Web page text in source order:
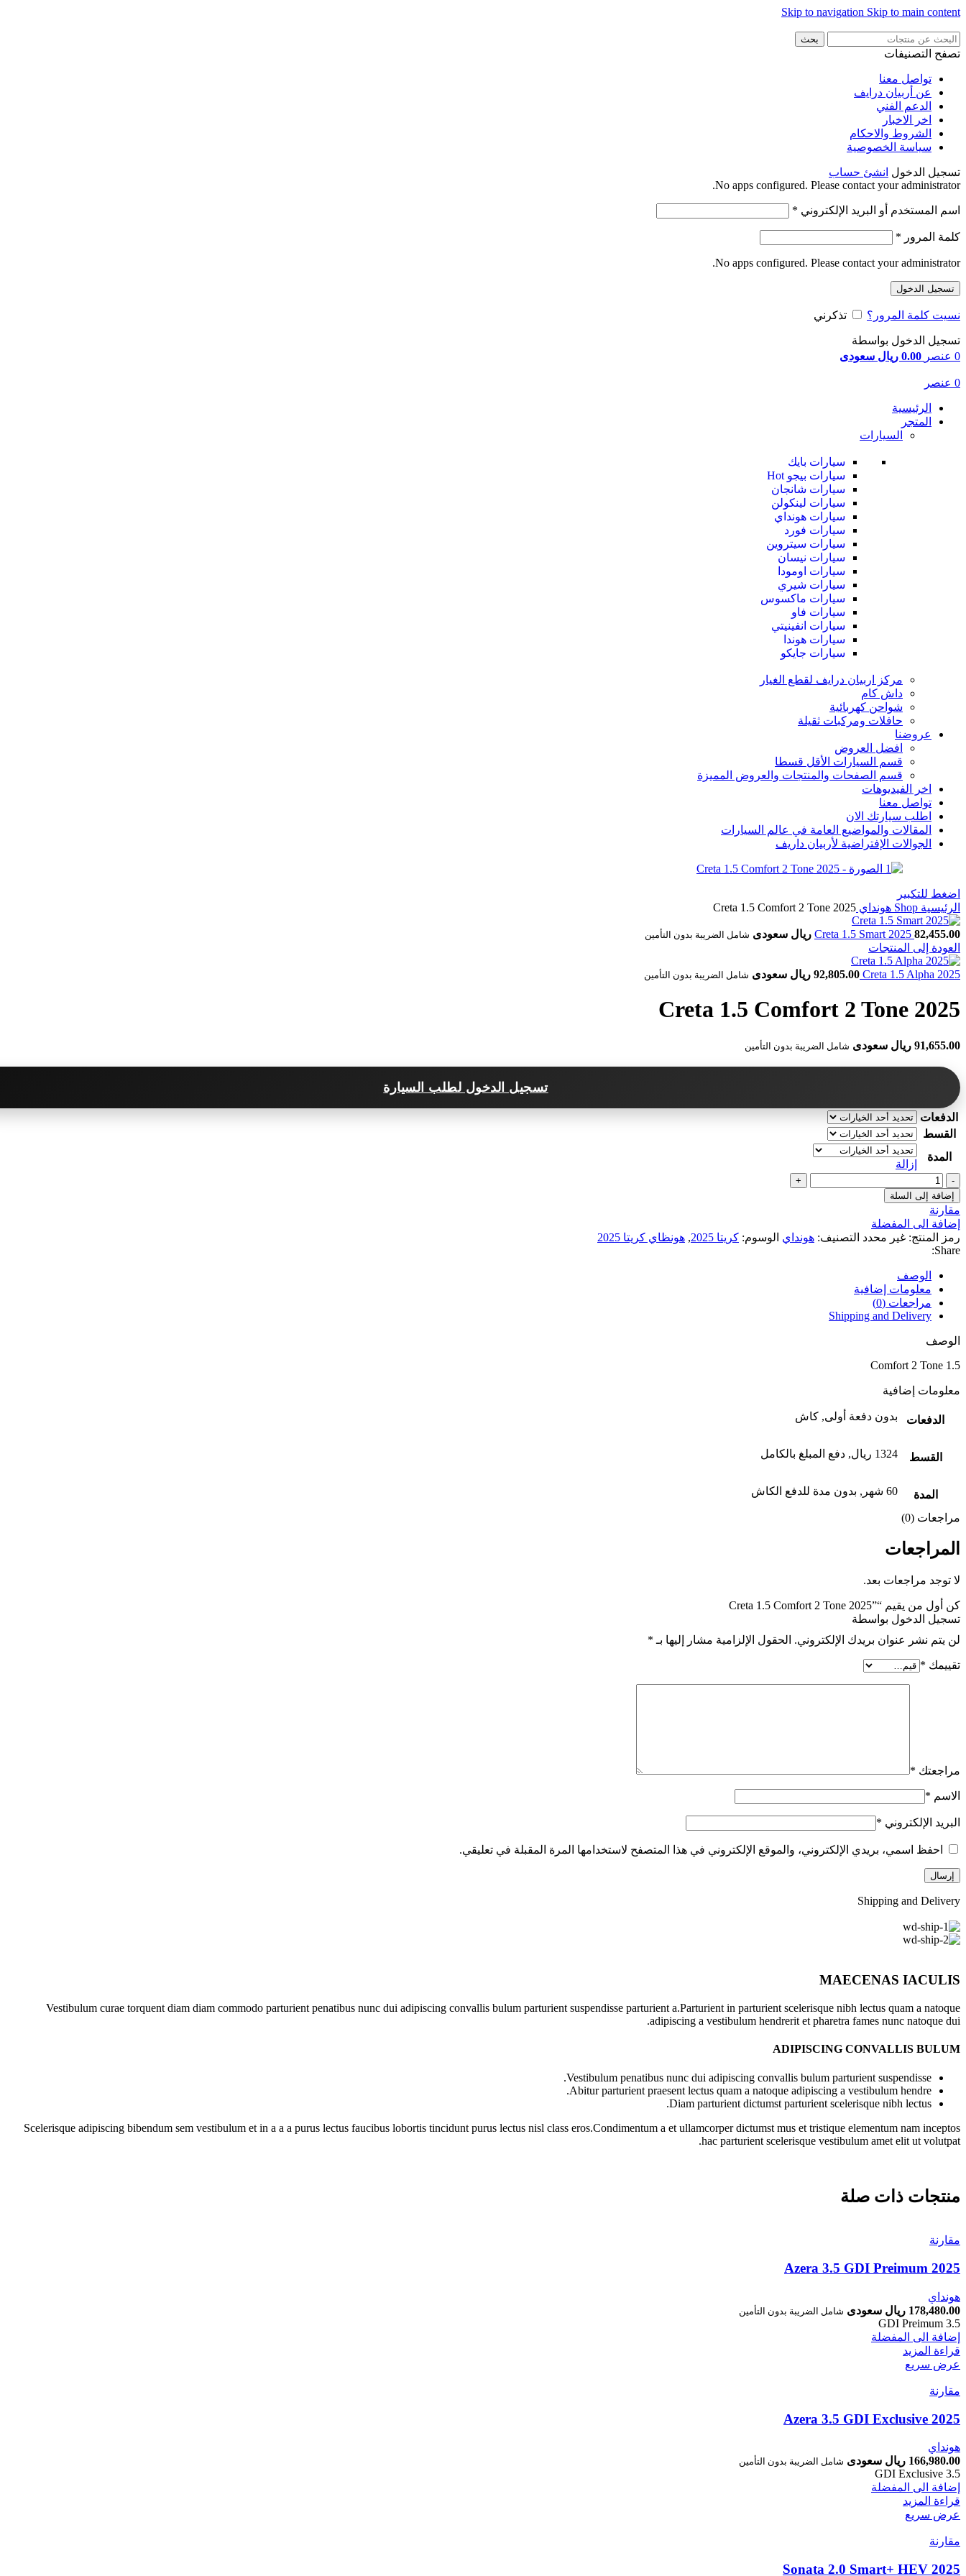
Skip to navigation Skip to main content
بحث
تصفح التصنيفات
تواصل معنا
عن أربيان درايف
الدعم الفني
اخر الاخبار
الشروط والاحكام
سياسة الخصوصية
تسجيل الدخول انشئ حساب
No apps configured. Please contact your administrator.
اسم المستخدم أو البريد الإلكتروني *
كلمة المرور *
No apps configured. Please contact your administrator.
تسجيل الدخول
نسيت كلمة المرور؟ تذكرني
تسجيل الدخول بواسطة
0 عنصر 0.00 ريال سعودى
0 عنصر
الرئيسية
المتجر
السيارات
سيارات بايك
سيارات بيجو Hot
سيارات شانجان
سيارات لينكولن
سيارات هونداي
سيارات فورد
سيارات سيتروين
سيارات نيسان
سيارات اومودا
سيارات شيري
سيارات ماكسوس
سيارات فاو
سيارات انفينيتي
سيارات هوندا
سيارات جايكو
مركز اربيان درايف لقطع الغيار
داش كام
شواحن كهربائية
حافلات ومركبات ثقيلة
عروضنا
افضل العروض
قسم السيارات الأقل قسطا
قسم الصفحات والمنتجات والعروض المميزة
اخر الفيديوهات
تواصل معنا
اطلب سيارتك الان
المقالات والمواضيع العامة في عالم السيارات
الجوالات الإفتراضية لأربيان داريف
اضغط للتكبير
الرئيسية Shop هونداي
Creta 1.5 Smart 2025 82,455.00 ريال سعودى شامل الضريبة بدون التأمين
العودة إلى المنتجات
92,805.00 ريال سعودى شامل الضريبة بدون التأمين
91,655.00 ريال سعودى شامل الضريبة بدون التأمين
تسجيل الدخول لطلب السيارة
الدفعات
القسط
المدة
إزالة
إضافة إلى السلة
مقارنة
إضافة الى المفضلة
رمز المنتج: غير محدد التصنيف: هونداي الوسوم: كريتا 2025 , هونظاي كريتا 2025
Share:
الوصف
معلومات إضافية
مراجعات (0)
Shipping and Delivery
الوصف
1.5 Comfort 2 Tone
معلومات إضافية
الدفعات بدون دفعة أولى, كاش
القسط 1324 ريال , دفع المبلغ بالكامل
المدة 60 شهر , بدون مدة للدفع الكاش
مراجعات (0)
المراجعات
لا توجد مراجعات بعد.
كن أول من يقيم “⁦Creta 1.5 Comfort 2 Tone 2025”
تسجيل الدخول بواسطة
لن يتم نشر عنوان بريدك الإلكتروني. الحقول الإلزامية مشار إليها بـ *
تقييمك *
مراجعتك *
الاسم *
البريد الإلكتروني *
احفظ اسمي، بريدي الإلكتروني، والموقع الإلكتروني في هذا المتصفح لاستخدامها المرة المقبلة في تعليقي.
Shipping and Delivery
MAECENAS IACULIS
Vestibulum curae torquent diam diam commodo parturient penatibus nunc dui adipiscing convallis bulum parturient suspendisse parturient a.Parturient in parturient scelerisque nibh lectus quam a natoque
adipiscing a vestibulum hendrerit et pharetra fames nunc natoque dui.
ADIPISCING CONVALLIS BULUM
Vestibulum penatibus nunc dui adipiscing convallis bulum parturient suspendisse.
Abitur parturient praesent lectus quam a natoque adipiscing a vestibulum hendre.
Diam parturient dictumst parturient scelerisque nibh lectus.
Scelerisque adipiscing bibendum sem vestibulum et in a a a purus lectus faucibus lobortis tincidunt purus lectus nisl class eros.Condimentum a et ullamcorper dictumst mus et tristique elementum nam inceptos
hac parturient scelerisque vestibulum amet elit ut volutpat.
منتجات ذات صلة
مقارنة
Azera 3.5 GDI Preimum 2025⁩⁩
هونداي
178,480.00 ريال سعودى
شامل الضريبة بدون التأمين
3.5 GDI Preimum
إضافة الى المفضلة
قراءة المزيد
عرض سريع
مقارنة
Azera 3.5 GDI Exclusive 2025⁩
هونداي
166,980.00 ريال سعودى
شامل الضريبة بدون التأمين
3.5 GDI Exclusive
إضافة الى المفضلة
قراءة المزيد
عرض سريع
مقارنة